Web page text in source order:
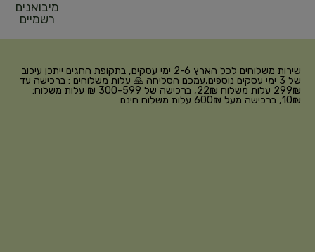
מיבואנים
רשמיים
שירות משלוחים לכל הארץ 2-6 ימי עסקים, בתקופת החגים ייתכן עיכוב
של 3 ימי עסקים נוספים,עמכם הסליחה 🙏 עלות משלוחים : ברכישה עד
299₪ עלות משלוח 22₪, ברכישה של 300-599 ₪ עלות משלוח:
10₪, ברכישה מעל 600₪ עלות משלוח חינם